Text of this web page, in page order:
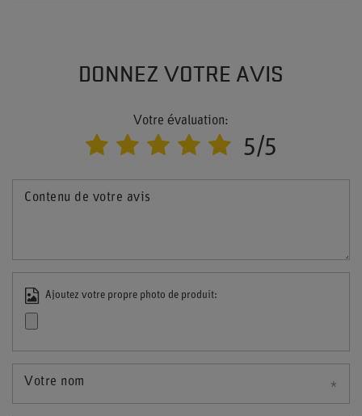
DONNEZ VOTRE AVIS
Votre évaluation:
5/5
Contenu de votre avis
Ajoutez votre propre photo de produit:
Votre nom